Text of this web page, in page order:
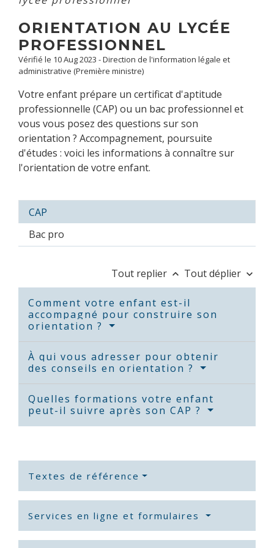
ORIENTATION AU LYCÉE
PROFESSIONNEL
Vérifié le 10 Aug 2023 - Direction de l'information légale et
administrative (Première ministre)
Votre enfant prépare un certificat d'aptitude
professionnelle (CAP) ou un bac professionnel et
vous vous posez des questions sur son
orientation ? Accompagnement, poursuite
d'études : voici les informations à connaître sur
l'orientation de votre enfant.
CAP
Bac pro
Tout replier keyboard_arrow_up Tout déplier keyboard_arrow_down
Comment votre enfant est-il
accompagné pour construire son
orientation ?
À qui vous adresser pour obtenir
des conseils en orientation ?
Quelles formations votre enfant
peut-il suivre après son CAP ?
Textes de référence
Services en ligne et formulaires